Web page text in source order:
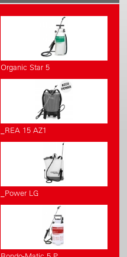
Organic Star 5
_REA 15 AZ1
_Power LG